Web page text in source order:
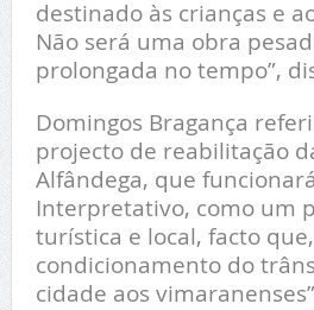
destinado às crianças e
Não será uma obra
prolongada no tempo”,
Domingos Bragança
projecto de reabilitação
Alfândega, que
Interpretativo, como um
turística e local, facto
condicionamento do
cidade aos